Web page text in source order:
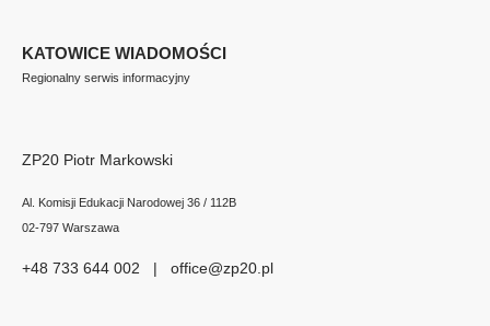
KATOWICE WIADOMOŚCI
Regionalny serwis informacyjny
ZP20 Piotr Markowski
Al. Komisji Edukacji Narodowej 36 / 112B
02-797 Warszawa
+48 733 644 002 | office@zp20.pl